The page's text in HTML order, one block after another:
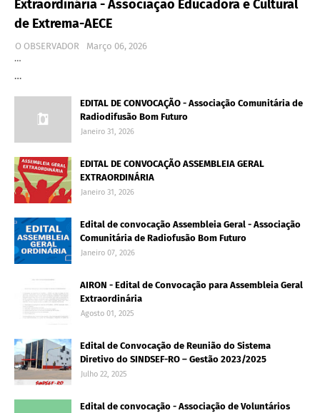
Extraordinária - Associação Educadora e Cultural
de Extrema-AECE
O OBSERVADOR
Março 06, 2026
…
…
EDITAL DE CONVOCAÇÃO - Associação Comunitária de
Radiodifusão Bom Futuro
Janeiro 31, 2026
EDITAL DE CONVOCAÇÃO ASSEMBLEIA GERAL
EXTRAORDINÁRIA
Janeiro 31, 2026
Edital de convocação Assembleia Geral - Associação
Comunitária de Radiofusão Bom Futuro
Janeiro 07, 2026
AIRON - Edital de Convocação para Assembleia Geral
Extraordinária
Agosto 01, 2025
Edital de Convocação de Reunião do Sistema
Diretivo do SINDSEF-RO – Gestão 2023/2025
Julho 22, 2025
Edital de convocação - Associação de Voluntários